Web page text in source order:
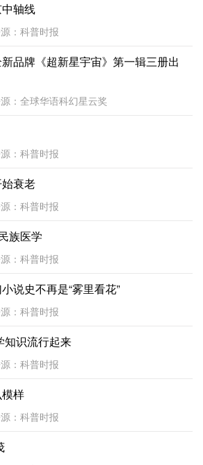
轴线
：科普时报
品牌《超新星宇宙》第一辑三册出
：全球华语科幻星云奖
：科普时报
衰老
：科普时报
族医学
：科普时报
说史不再是“雾里看花”
：科普时报
知识流行起来
：科普时报
样
：科普时报